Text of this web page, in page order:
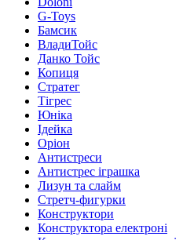
G-Toys
Бамсик
ВладиТойс
Данко Тойс
Копиця
Стратег
Тігрес
Юніка
Ідейка
Оріон
Антистреси
Антистрес іграшка
Лизун та слайм
Стретч-фигурки
Конструктори
Конструктора електроні